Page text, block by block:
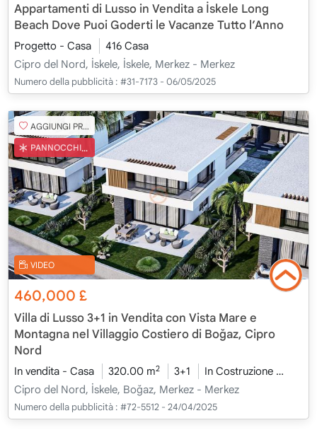
Appartamenti di Lusso in Vendita a İskele Long
Beach Dove Puoi Goderti le Vacanze Tutto l’Anno
Progetto - Casa
416 Casa
Cipro del Nord, İskele, İskele, Merkez - Merkez
Numero della pubblicità : #31-7173 - 06/05/2025
AGGIUNGI PREFERITO
PANNOCCHIA TURCA
VIDEO
460,000 £
Villa di Lusso 3+1 in Vendita con Vista Mare e
Montagna nel Villaggio Costiero di Boğaz, Cipro
Nord
In vendita - Casa 320.00 m2 3+1 In Costruzione
Cipro del Nord, İskele, Boğaz, Merkez - Merkez
Numero della pubblicità : #72-5512 - 24/04/2025